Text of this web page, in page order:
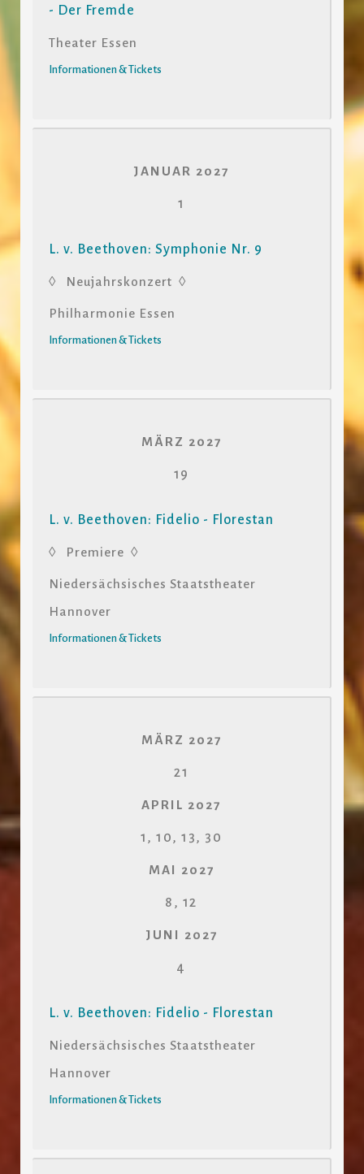
- Der Fremde
Theater Essen
Informationen & Tickets
JANUAR 2027
1
L. v. Beethoven: Symphonie Nr. 9
◊ Neujahrskonzert ◊
Philharmonie Essen
Informationen & Tickets
MÄRZ 2027
19
L. v. Beethoven: Fidelio - Florestan
◊ Premiere ◊
Niedersächsisches Staatstheater
Hannover
Informationen & Tickets
MÄRZ 2027
21
APRIL 2027
1, 10, 13, 30
MAI 2027
8, 12
JUNI 2027
4
L. v. Beethoven: Fidelio - Florestan
Niedersächsisches Staatstheater
Hannover
Informationen & Tickets